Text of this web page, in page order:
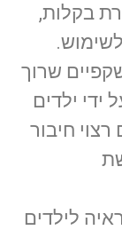
בקלות,
שרוך
ילדים
חיבור
לילדים